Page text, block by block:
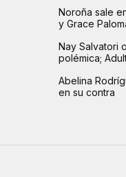
Noroña sale
y Grace
Nay Salvatori
polémica;
Abelina
en su contra